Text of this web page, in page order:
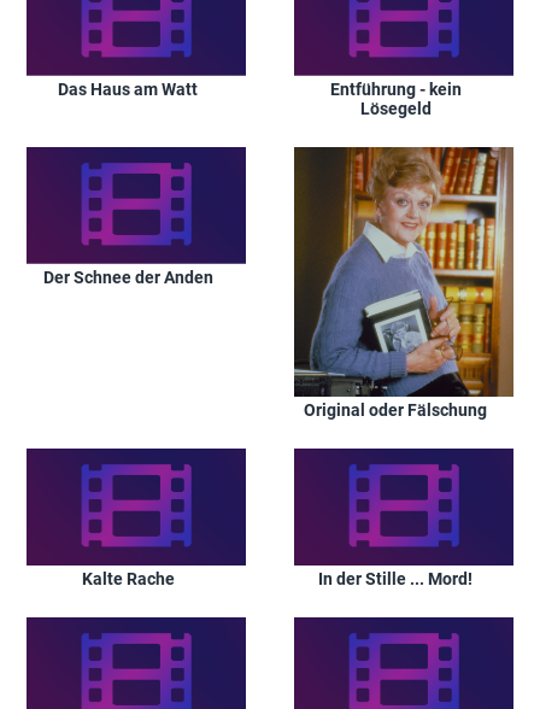
Das Haus am Watt
Entführung - kein
Lösegeld
Der Schnee der Anden
Original oder Fälschung
Kalte Rache In der Stille ... Mord!